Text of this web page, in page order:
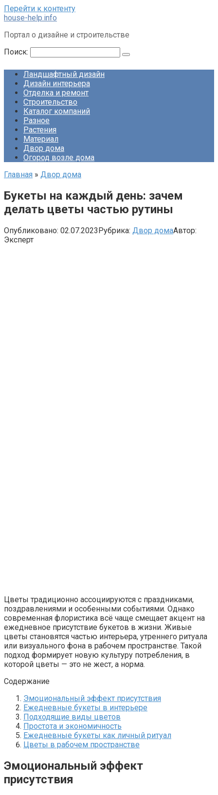
Перейти к контенту
house-help.info
Портал о дизайне и строительстве
Поиск:
Ландшафтный дизайн
Дизайн интерьера
Отделка и ремонт
Строительство
Каталог компаний
Разное
Растения
Материал
Двор дома
Огород возле дома
Главная » Двор дома
Букеты на каждый день: зачем
делать цветы частью рутины
Опубликовано: 02.07.2023Рубрика: Двор домаАвтор:
Эксперт
Цветы традиционно ассоциируются с праздниками,
поздравлениями и особенными событиями. Однако
современная флористика всё чаще смещает акцент на
ежедневное присутствие букетов в жизни. Живые
цветы становятся частью интерьера, утреннего ритуала
или визуального фона в рабочем пространстве. Такой
подход формирует новую культуру потребления, в
которой цветы — это не жест, а норма.
Содержание
Эмоциональный эффект присутствия
Ежедневные букеты в интерьере
Подходящие виды цветов
Простота и экономичность
Ежедневные букеты как личный ритуал
Цветы в рабочем пространстве
Эмоциональный эффект
присутствия